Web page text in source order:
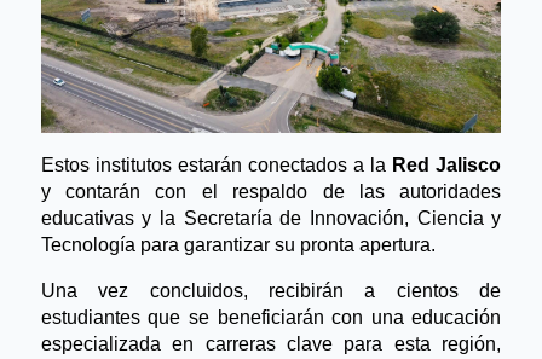
Estos institutos estarán conectados a la
y contarán con el respaldo de las autoridades
educativas y la Secretaría de Innovación, Ciencia y
Tecnología para garantizar su pronta apertura.
Una vez concluidos, recibirán a cientos de
estudiantes que se beneficiarán con una educación
especializada en carreras clave para esta región,